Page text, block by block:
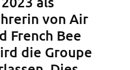
von Air
French Bee
die Groupe